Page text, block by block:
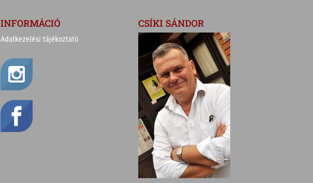
INFORMÁCIÓ
Adatkezelési tájékoztató
CSÍKI SÁNDOR